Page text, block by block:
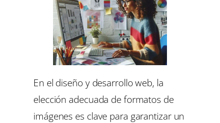
En el diseño y desarrollo web, la
elección adecuada de formatos de
imágenes es clave para garantizar un